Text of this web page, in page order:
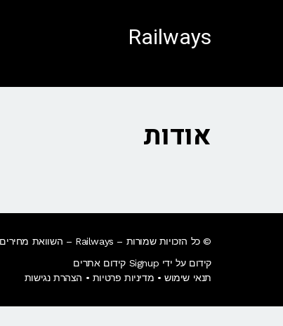
Railways
אודות
© כל הזכויות שמורות – Railways – השוואת מחירים מול 270+ חברות רכבת בעולם • הזמנת כרטיסי רכבת בחו"ל בקליק​.
קידום על ידי Signup קידום אתרים
תנאי שימוש • מדיניות פרטיות • הצהרת נגישות